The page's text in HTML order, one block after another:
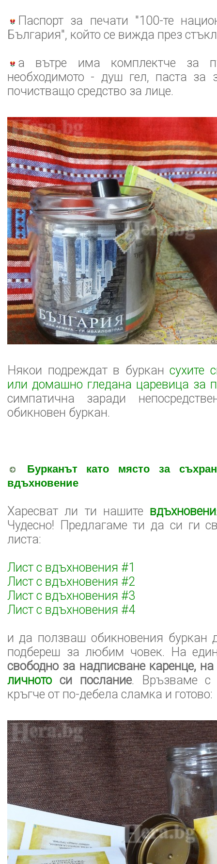
Паспорт за печати "100-те
България", който се вижда през
а вътре има комплектче за
необходимото - душ гел, паста
почистващо средство за лице.
Някои подреждат в буркансухите
или домашно гледана царевица за
симпатична заради
обикновен буркан.
Бурканът като място за
вдъхновение
Харесват ли ти нашите
Чудесно! Предлагаме ти да си ги
листа:
Лист с вдъхновения #1
Лист с вдъхновения #2
Лист с вдъхновения #3
Лист с вдъхновения #4
и да ползваш обикновения буркан
подбереш за любим човек. На
свободно за надписване каренце,
личнотоси послание. Връзваме с
кръгче от по-дебела сламка и готово: